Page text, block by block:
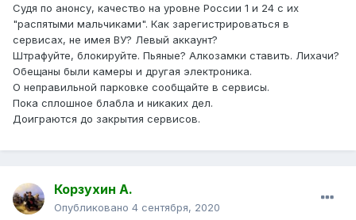
Судя по анонсу, качество на уровне России 1 и 24 с их
"распятыми мальчиками". Как зарегистрироваться в
сервисах, не имея ВУ? Левый аккаунт?
Штрафуйте, блокируйте. Пьяные? Алкозамки ставить. Лихачи?
Обещаны были камеры и другая электроника.
О неправильной парковке сообщайте в сервисы.
Пока сплошное блабла и никаких дел.
Доиграются до закрытия сервисов.
Корзухин А.
Опубликовано 4 сентября, 2020